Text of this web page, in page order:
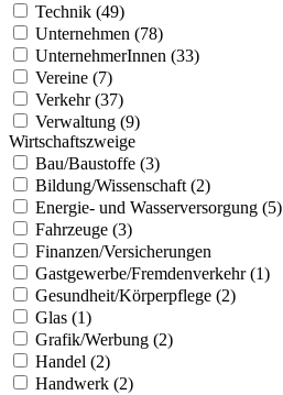
Technik (49)
Unternehmen (78)
UnternehmerInnen (33)
Vereine (7)
Verkehr (37)
Verwaltung (9)
Wirtschaftszweige
Bau/Baustoffe (3)
Bildung/Wissenschaft (2)
Energie- und Wasserversorgung (5)
Fahrzeuge (3)
Finanzen/Versicherungen
Gastgewerbe/Fremdenverkehr (1)
Gesundheit/Körperpflege (2)
Glas (1)
Grafik/Werbung (2)
Handel (2)
Handwerk (2)